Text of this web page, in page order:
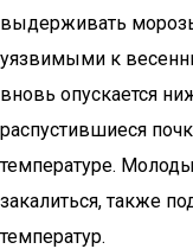
выдерживать
уязвимыми к
вновь опускается
распустившиеся
температуре.
закалиться, также
температур.